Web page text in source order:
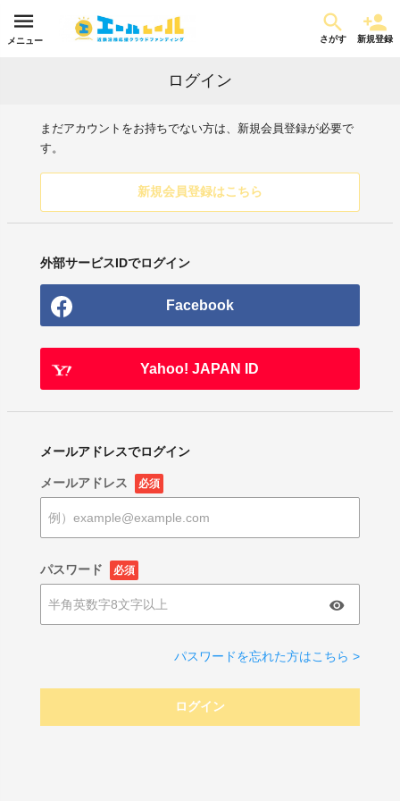
メニュー さがす 新規登録
ログイン
まだアカウントをお持ちでない方は、新規会員登録が必要で
す。
新規会員登録はこちら
外部サービスIDでログイン
Facebook
Yahoo! JAPAN ID
メールアドレスでログイン
メールアドレス 必須
パスワード 必須
パスワードを忘れた方はこちら >
ログイン